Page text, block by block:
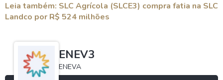
Leia também: SLC Agrícola (SLCE3) compra fatia na SLC
Landco por R$ 524 milhões
ENEV3
ENEVA